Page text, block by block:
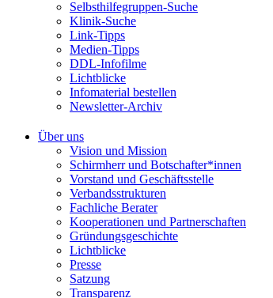
Selbsthilfegruppen-Suche
Klinik-Suche
Link-Tipps
Medien-Tipps
DDL-Infofilme
Lichtblicke
Infomaterial bestellen
Newsletter-Archiv
Über uns
Vision und Mission
Schirmherr und Botschafter*innen
Vorstand und Geschäftsstelle
Verbandsstrukturen
Fachliche Berater
Kooperationen und Partnerschaften
Gründungsgeschichte
Lichtblicke
Presse
Satzung
Transparenz